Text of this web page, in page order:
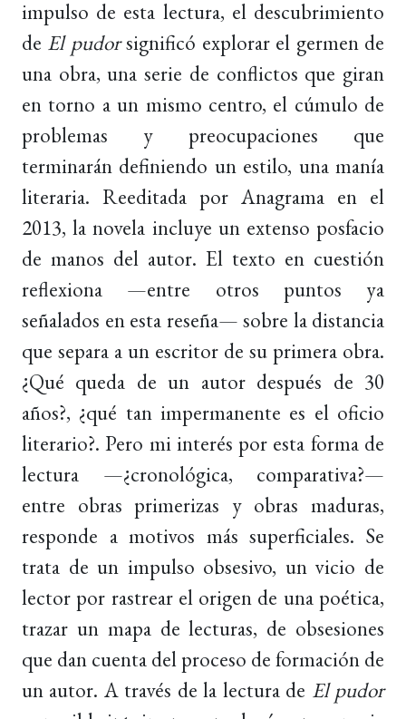
impulso de esta lectura, el descubrimiento
de El pudorsignificó explorar el germen de
una obra, una serie de conflictos que giran
en torno a un mismo centro, el cúmulo de
problemas y preocupaciones que
terminarán definiendo un estilo, una manía
literaria. Reeditada por Anagrama en el
2013, la novela incluye un extenso posfacio
de manos del autor. El texto en cuestión
reflexiona —entre otros puntos ya
señalados en esta reseña— sobre la distancia
que separa a un escritor de su primera obra.
¿Qué queda de un autor después de 30
años?, ¿qué tan impermanente es el oficio
literario?. Pero mi interés por esta forma de
lectura —¿cronológica, comparativa?—
entre obras primerizas y obras maduras,
responde a motivos más superficiales. Se
trata de un impulso obsesivo, un vicio de
lector por rastrear el origen de una poética,
trazar un mapa de lecturas, de obsesiones
que dan cuenta del proceso de formación de
un autor. A través de la lectura de El pudor